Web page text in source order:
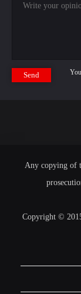
Send
Any copying of
Copyright ©